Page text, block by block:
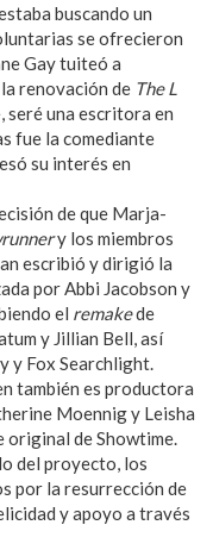
buscando un
se ofrecieron
Gay tuiteó a
renovación de The L
seré una escritora en
fue la comediante
su interés en
de que Marja-
y los miembros
escribió y dirigió la
por Abbi Jacobson y
el remakede
y Jillian Bell, así
y Fox Searchlight.
también es productora
Moennig y Leisha
original de Showtime.
del proyecto, los
por la resurrección de
y apoyo a través